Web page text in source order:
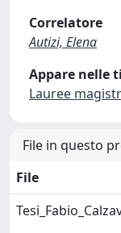
Correlatore
Autizi, Elena
Appare nelle
Lauree
File in questo
File